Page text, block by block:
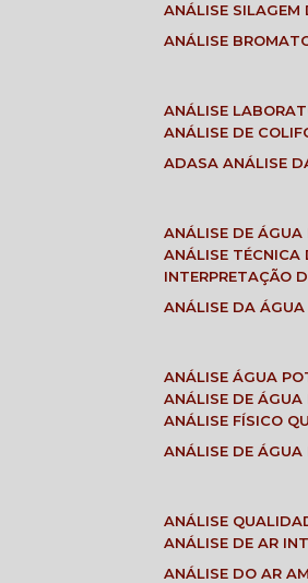
ANÁLISE
ANÁLISE
ANÁLISE
ANÁLISE DE
ADASA ANÁLISE
ANÁLISE DE
ANÁLISE
INTERPRETAÇÃO
ANÁLISE DA
ANÁLISE ÁGUA
ANÁLISE DE
ANÁLISE FÍSICO
ANÁLISE DE
ANÁLISE
ANÁLISE DE AR
ANÁLISE DO AR